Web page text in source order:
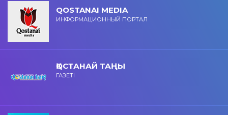
QOSTANAI MEDIA
ИНФОРМАЦИОННЫЙ ПОРТАЛ
ҚОСТАНАЙ ТАҢЫ
ГАЗЕТІ